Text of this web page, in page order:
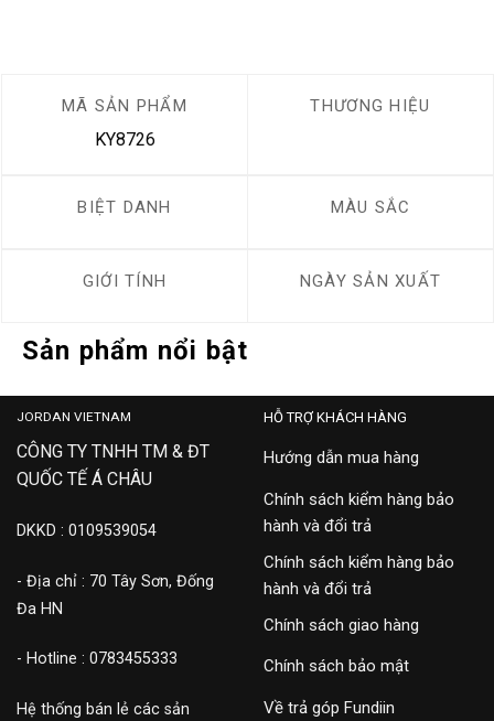
MÃ SẢN PHẨM
KY8726
THƯƠNG HIỆU
BIỆT DANH MÀU SẮC
GIỚI TÍNH NGÀY SẢN XUẤT
Sản phẩm nổi bật
JORDAN VIETNAM
CÔNG TY TNHH TM & ĐT
QUỐC TẾ Á CHÂU
DKKD : 0109539054
- Địa chỉ : 70 Tây Sơn, Đống
Đa HN
- Hotline : 0783455333
Hệ thống bán lẻ các sản
HỖ TRỢ KHÁCH HÀNG
Hướng dẫn mua hàng
Chính sách kiểm hàng bảo
hành và đổi trả
Chính sách kiểm hàng bảo
hành và đổi trả
Chính sách giao hàng
Chính sách bảo mật
Về trả góp Fundiin